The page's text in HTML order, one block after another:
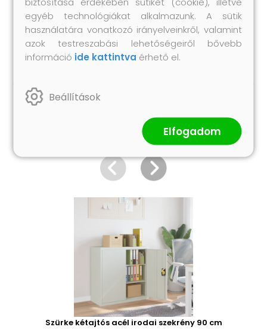
Legal Documents:
Itttovábbi részleteket találhat arról; hogyan
akadályozza meg a bútorok felborulását
Hasonló termékek
Szürke kétajtós acél irodai szekrény 90 cm
egyéb technológiákat alkalmazunk. A sütik
használatára vonatkozó irányelveinkről, valamint
azok testreszabási lehetőségeiről bővebb
információ ide kattintva érhető el.
Beállítások
Elfogadom